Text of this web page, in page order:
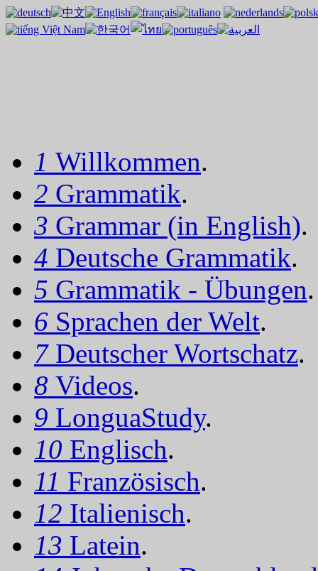
1 Willkommen.
2 Grammatik.
3 Grammar (in English).
4 Deutsche Grammatik.
5 Grammatik - Übungen.
6 Sprachen der Welt.
7 Deutscher Wortschatz.
8 Videos.
9 LonguaStudy.
10 Englisch.
11 Französisch.
12 Italienisch.
13 Latein.